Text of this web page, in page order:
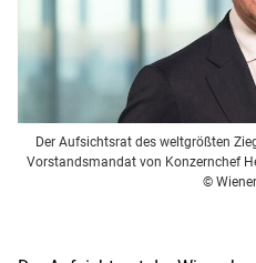
Der Aufsichtsrat des weltgrößten
Vorstandsmandat von Konzernchef
©